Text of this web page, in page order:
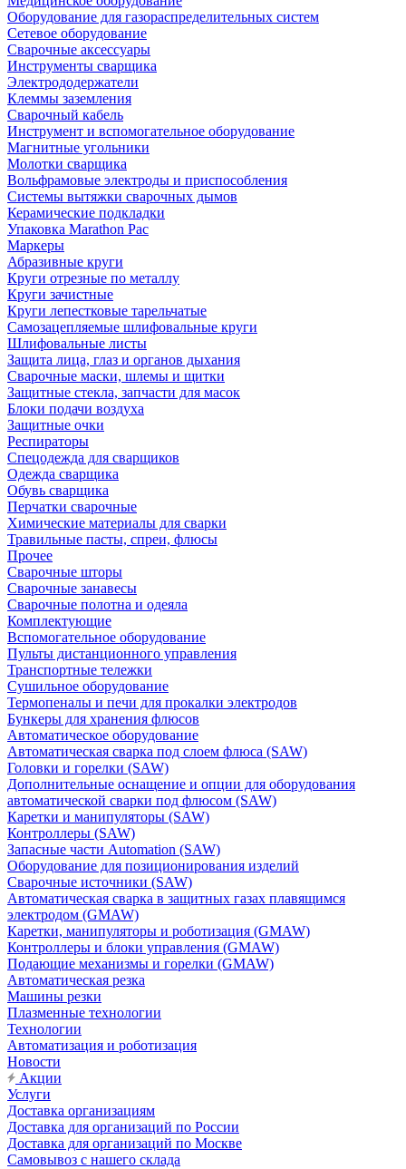
Оборудование для газораспределительных систем
Сетевое оборудование
Сварочные аксессуары
Инструменты сварщика
Электрододержатели
Клеммы заземления
Сварочный кабель
Инструмент и вспомогательное оборудование
Магнитные угольники
Молотки сварщика
Вольфрамовые электроды и приспособления
Системы вытяжки сварочных дымов
Керамические подкладки
Упаковка Marathon Pac
Маркеры
Абразивные круги
Круги отрезные по металлу
Круги зачистные
Круги лепестковые тарельчатые
Самозацепляемые шлифовальные круги
Шлифовальные листы
Защита лица, глаз и органов дыхания
Сварочные маски, шлемы и щитки
Защитные стекла, запчасти для масок
Блоки подачи воздуха
Защитные очки
Респираторы
Спецодежда для сварщиков
Одежда сварщика
Обувь сварщика
Перчатки сварочные
Химические материалы для сварки
Травильные пасты, спреи, флюсы
Прочее
Сварочные шторы
Сварочные занавесы
Сварочные полотна и одеяла
Комплектующие
Вспомогательное оборудование
Пульты дистанционного управления
Транспортные тележки
Сушильное оборудование
Термопеналы и печи для прокалки электродов
Бункеры для хранения флюсов
Автоматическое оборудование
Автоматическая сварка под слоем флюса (SAW)
Головки и горелки (SAW)
Дополнительные оснащение и опции для оборудования
автоматической сварки под флюсом (SAW)
Каретки и манипуляторы (SAW)
Контроллеры (SAW)
Запасные части Automation (SAW)
Оборудование для позиционирования изделий
Сварочные источники (SAW)
Автоматическая сварка в защитных газах плавящимся
электродом (GMAW)
Каретки, манипуляторы и роботизация (GMAW)
Контроллеры и блоки управления (GMAW)
Подающие механизмы и горелки (GMAW)
Автоматическая резка
Машины резки
Плазменные технологии
Технологии
Автоматизация и роботизация
Новости
Акции
Услуги
Доставка организациям
Доставка для организаций по России
Доставка для организаций по Москве
Самовывоз с нашего склада